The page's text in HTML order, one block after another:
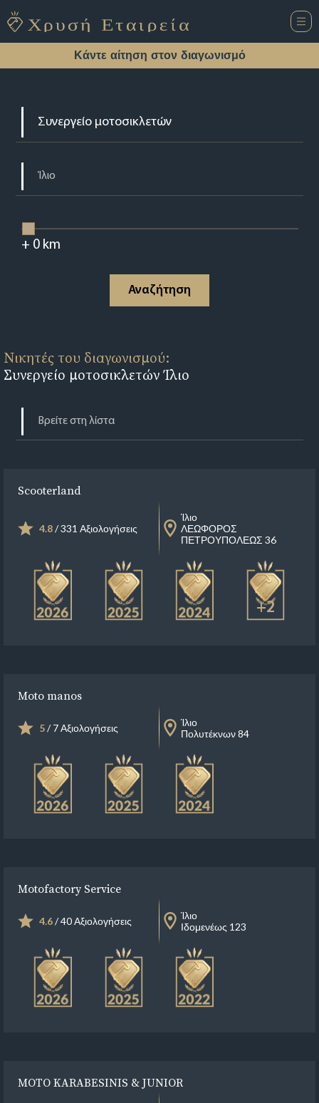
Κάντε αίτηση στον διαγωνισμό
+ 0km
Αναζήτηση
Νικητές του διαγωνισμού:
Συνεργείο μοτοσικλετών Ίλιο
Scooterland
4.8/ 331 Αξιολογήσεις
Ίλιο
ΛΕΩΦΟΡΟΣ
ΠΕΤΡΟΥΠΟΛΕΩΣ 36
+2
Moto manos
5/ 7 Αξιολογήσεις
Ίλιο
Πολυτέκνων 84
Motofactory Service
4.6/ 40 Αξιολογήσεις
Ίλιο
Ιδομενέως 123
MOTO KARABESINIS & JUNIOR